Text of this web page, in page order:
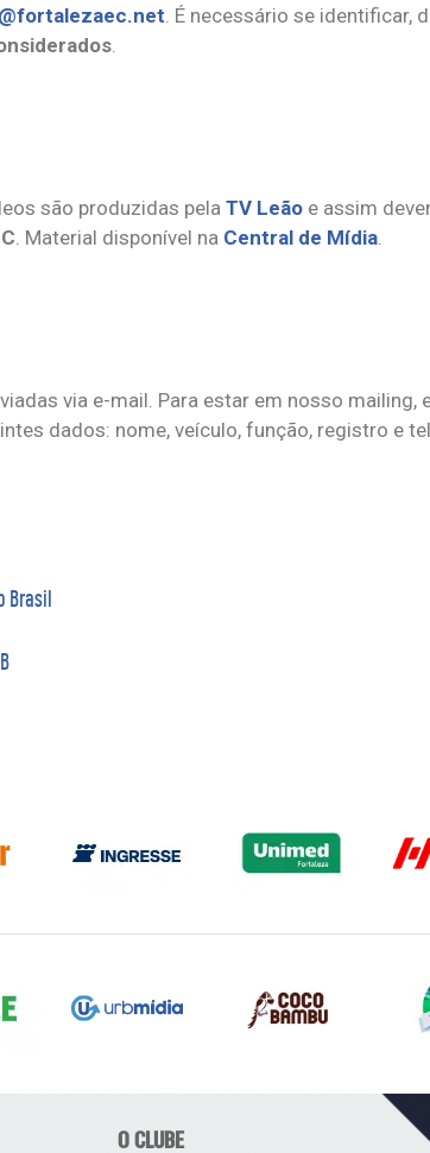
. É necessário se identificar,
.
são produzidas pela TV Leãoe assim
. Material disponível na Central de Mídia.
via e-mail. Para estar em nosso mailing,
dados: nome, veículo, função, registro e
Brasil
O CLUBE